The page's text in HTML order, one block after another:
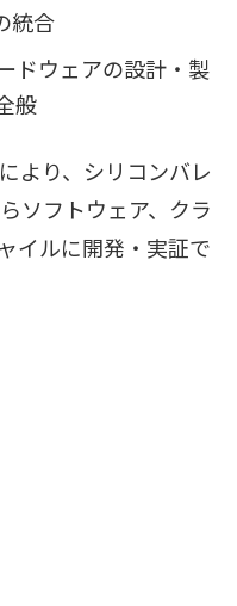
統合
ドウェアの設計・製
般
より、シリコンバレ
ソフトウェア、クラ
イルに開発・実証で